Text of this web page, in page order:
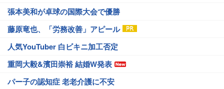
張本美和が卓球の国際大会で優勝
藤原竜也、「労務改善」アピール
人気YouTuber 白ビキニ加工否定
重岡大毅&濱田崇裕 結婚W発表
パー子の認知症 老老介護に不安